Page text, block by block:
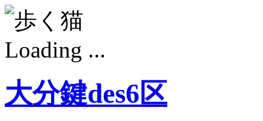
Loading ...
大分鍵des6区